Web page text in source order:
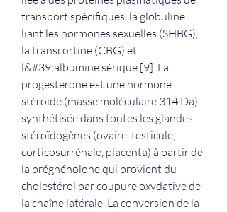
transport spécifiques, la globuline
liant les hormones sexuelles (SHBG),
la transcortine (CBG) et
l&#39;albumine sérique [9]. La
progestérone est une hormone
stéroïde (masse moléculaire 314 Da)
synthétisée dans toutes les glandes
stéroïdogènes (ovaire, testicule,
corticosurrénale, placenta) à partir de
la prégnénolone qui provient du
cholestérol par coupure oxydative de
la chaîne latérale. La conversion de la